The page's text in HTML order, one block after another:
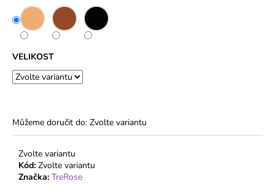
VELIKOST
Můžeme doručit do: Zvolte variantu
Zvolte variantu
Kód: Zvolte variantu
Značka: TreRose
u
m
e
PUNČOCHOVÉ
KALHOTY
20
DEN
VELKÝM
KLÍNEM